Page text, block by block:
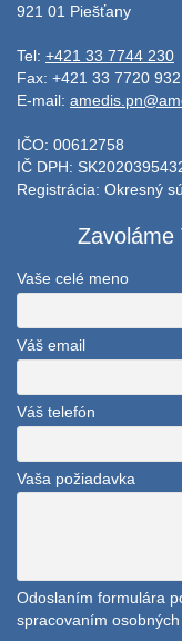
921 01 Piešťany
Tel: +421 33 7744 230
Fax: +421 33 7720 932
E-mail:
IČO: 00612758
IČ DPH:
Registrácia: Okresný
Vaše celé meno
Váš email
Váš telefón
Vaša požiadavka
Odoslaním formulára
spracovaním